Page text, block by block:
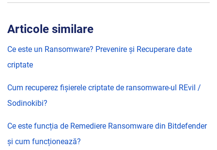
Articole similare
Ce este un Ransomware? Prevenire și Recuperare date
criptate
Cum recuperez fișierele criptate de ransomware-ul REvil /
Sodinokibi?
Ce este funcția de Remediere Ransomware din Bitdefender
și cum funcționează?